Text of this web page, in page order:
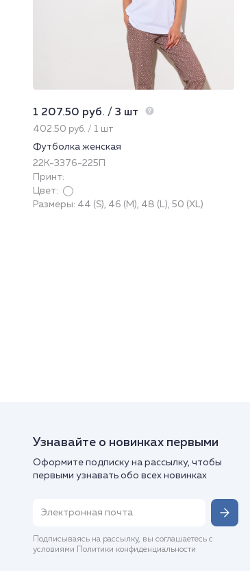
1 207.50 руб. / 3 шт
402.50 руб. / 1 шт
Футболка женская
22К-3376-225П
Принт:
Цвет:
Размеры: 44 (S), 46 (M), 48 (L), 50 (XL)
Узнавайте о новинках первыми
Оформите подписку на рассылку, чтобы
первыми узнавать обо всех новинках
Подписываясь на рассылку, вы соглашаетесь с
условиями Политики конфиденциальности